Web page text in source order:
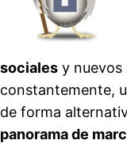
sociales y nuevos
constantemente,
de forma
panorama de